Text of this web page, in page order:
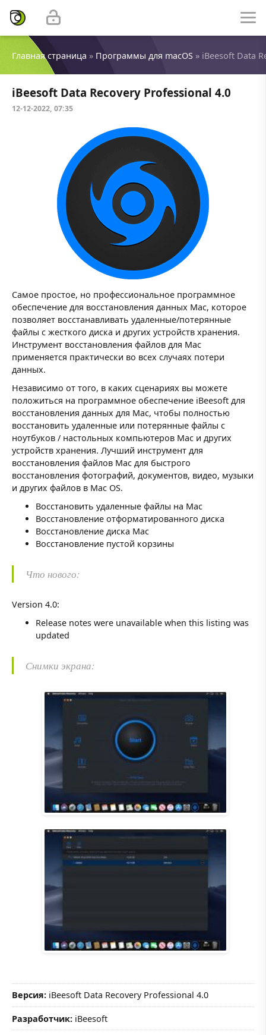
Главная страница » Программы для macOS » iBeesoft Data
iBeesoft Data Recovery Professional 4.0
12-12-2022, 07:35
Самое простое, но профессиональное программное
обеспечение для восстановления данных Mac, которое
позволяет восстанавливать удаленные/потерянные
файлы с жесткого диска и других устройств хранения.
Инструмент восстановления файлов для Mac
применяется практически во всех случаях потери
данных.
Независимо от того, в каких сценариях вы можете
положиться на программное обеспечение iBeesoft для
восстановления данных для Mac, чтобы полностью
восстановить удаленные или потерянные файлы с
ноутбуков / настольных компьютеров Mac и других
устройств хранения. Лучший инструмент для
восстановления файлов Mac для быстрого
восстановления фотографий, документов, видео, музыки
и других файлов в Mac OS.
Восстановить удаленные файлы на Mac
Восстановление отформатированного диска
Восстановление диска Mac
Восстановление пустой корзины
Что нового:
Version 4.0:
Release notes were unavailable when this listing was
updated
Снимки экрана:
Версия: iBeesoft Data Recovery Professional 4.0
Разработчик: iBeesoft